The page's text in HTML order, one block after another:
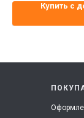
Купить с